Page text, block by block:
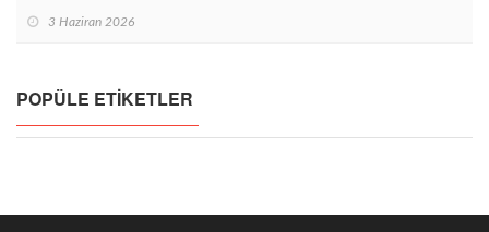
3 Haziran 2026
POPÜLE ETIKETLER